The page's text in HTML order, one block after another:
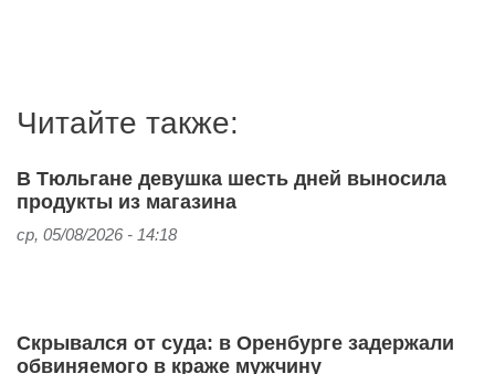
Читайте также:
В Тюльгане девушка шесть дней выносила
продукты из магазина
ср, 05/08/2026 - 14:18
Скрывался от суда: в Оренбурге задержали
обвиняемого в краже мужчину